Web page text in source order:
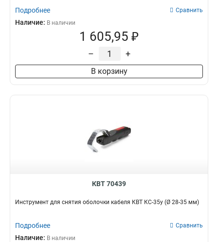
Подробнее Сравнить
Наличие: В наличии
1 605,95 ₽
– +
В корзину
КВТ 70439
Инструмент для снятия оболочки кабеля КВТ КС-35у (Ø 28-35 мм)
Подробнее Сравнить
Наличие: В наличии